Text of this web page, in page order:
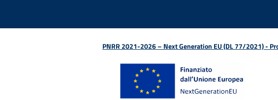
PNRR 2021-2026 – Next Generation EU (DL 77/2021) -